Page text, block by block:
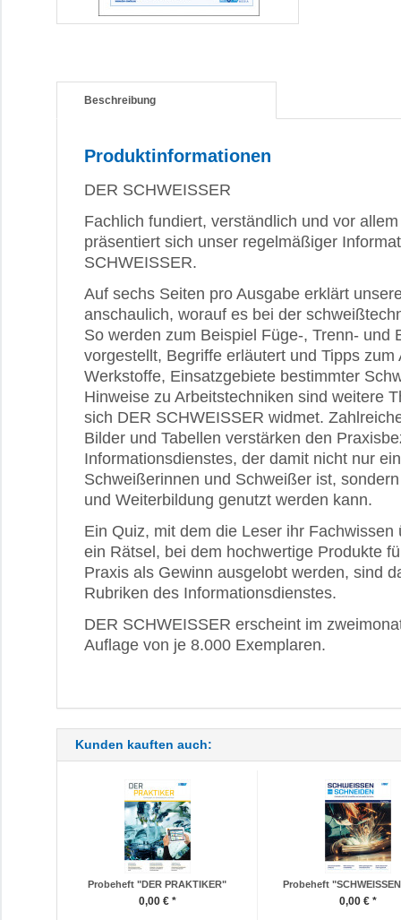
Beschreibung
Produktinformationen
DER SCHWEISSER
Fachlich fundiert, verständlich und vor
präsentiert sich unser regelmäßiger
SCHWEISSER.
Auf sechs Seiten pro Ausgabe erklärt
anschaulich, worauf es bei der
So werden zum Beispiel Füge-, Trenn- und
vorgestellt, Begriffe erläutert und Tipps
Werkstoffe, Einsatzgebiete bestimmter
Hinweise zu Arbeitstechniken sind weitere
sich DER SCHWEISSER widmet.
Bilder und Tabellen verstärken den
Informationsdienstes, der damit nicht nur
Schweißerinnen und Schweißer ist,
und Weiterbildung genutzt werden kann.
Ein Quiz, mit dem die Leser ihr
ein Rätsel, bei dem hochwertige Produkte
Praxis als Gewinn ausgelobt werden, sind
Rubriken des Informationsdienstes.
DER SCHWEISSER erscheint im
Auflage von je 8.000 Exemplaren.
Kunden kauften auch:
Probeheft "DER PRAKTIKER"
0,00 € *
Probeheft
0,00 € *